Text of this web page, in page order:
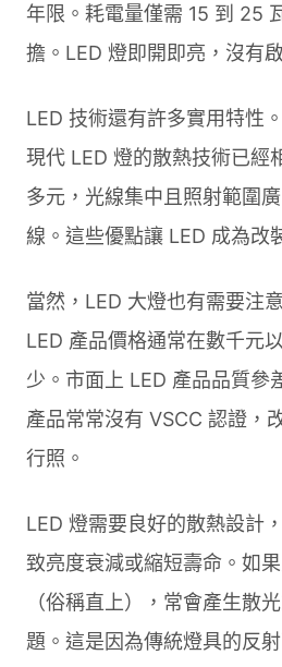
年限。耗電量僅需 15 到 25
擔。LED 燈即開即亮，沒有
LED 技術還有許多實用特性
現代 LED 燈的散熱技術已經
多元，光線集中且照射範圍
線。這些優點讓 LED 成為改
當然，LED 大燈也有需要注
LED 產品價格通常在數千元
少。市面上 LED 產品品質參
產品常常沒有 VSCC 認證，
行照。
LED 燈需要良好的散熱設計
致亮度衰減或縮短壽命。如
（俗稱直上），常會產生散
題。這是因為傳統燈具的反